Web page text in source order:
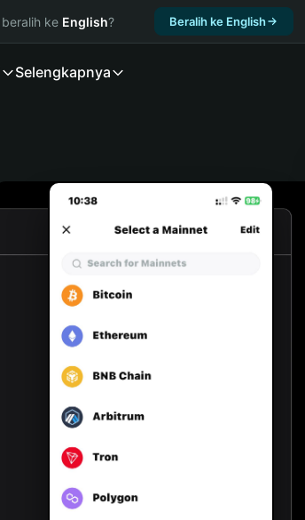
ke English? Beralih ke English
Selengkapnya